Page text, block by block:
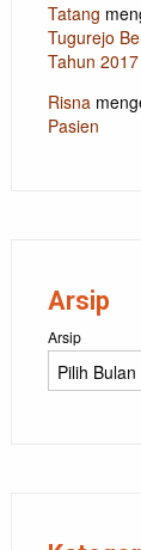
Tatang
Tugurejo
Tahun 2017
Risna
Pasien
Arsip
Arsip